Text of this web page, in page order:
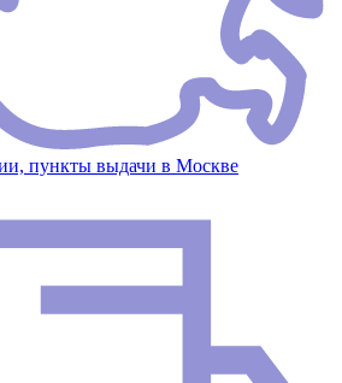
пункты выдачи в Москве